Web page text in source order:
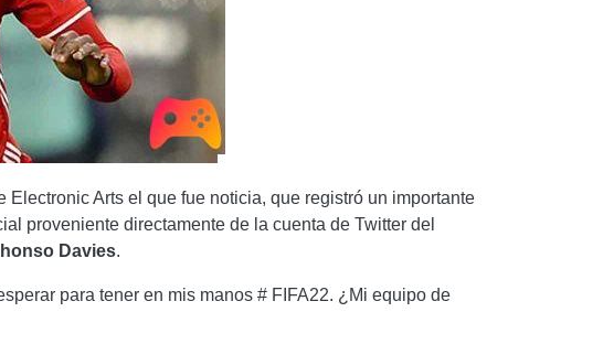
Electronic Arts el que fue noticia, que registró un importante
proveniente directamente de la cuenta de Twitter del
Davies.
para tener en mis manos # FIFA22. ¿Mi equipo de